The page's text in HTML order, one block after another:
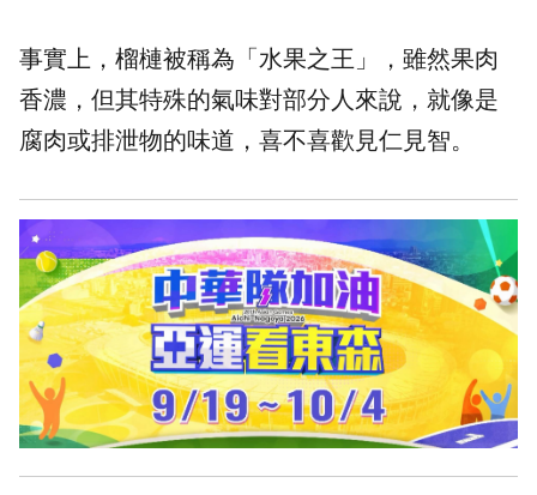
事實上，榴槤被稱為「水果之王」，雖然果肉
香濃，但其特殊的氣味對部分人來說，就像是
腐肉或排泄物的味道，喜不喜歡見仁見智。